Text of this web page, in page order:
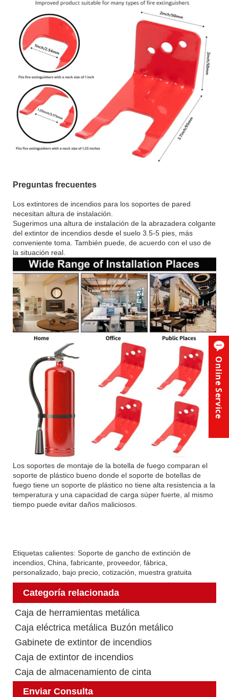
Preguntas frecuentes
Los extintores de incendios para los soportes de pared
necesitan altura de instalación.
Sugerimos una altura de instalación de la abrazadera colgante
del extintor de incendios desde el suelo 3.5-5 pies, más
conveniente toma. También puede, de acuerdo con el uso de
la situación real.
Los soportes de montaje de la botella de fuego comparan el
soporte de plástico bueno donde el soporte de botellas de
fuego tiene un soporte de plástico no tiene alta resistencia a la
temperatura y una capacidad de carga súper fuerte, al mismo
tiempo puede evitar daños maliciosos.
Etiquetas calientes: Soporte de gancho de extinción de
incendios, China, fabricante, proveedor, fábrica,
personalizado, bajo precio, cotización, muestra gratuita
Categoría relacionada
Caja de herramientas metálica
Caja eléctrica metálica Buzón metálico
Gabinete de extintor de incendios
Caja de extintor de incendios
Caja de almacenamiento de cinta
Enviar Consulta
Online Service